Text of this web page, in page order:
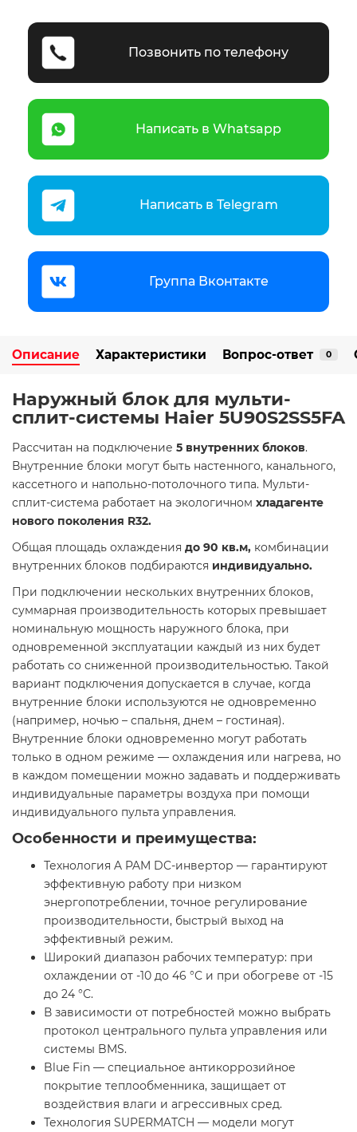
Позвонить по телефону
Написать в Whatsapp
Написать в Telegram
Группа Вконтакте
Описание Характеристики Вопрос-ответ 0
Наружный блок для мульти-
сплит-системы Haier 5U90S2SS5FA
Рассчитан на подключение 5 внутренних блоков.
Внутренние блоки могут быть настенного, канального,
кассетного и напольно-потолочного типа. Мульти-
сплит-система работает на экологичном хладагенте
нового поколения R32.
Общая площадь охлаждения до 90 кв.м, комбинации
внутренних блоков подбираются индивидуально.
При подключении нескольких внутренних блоков,
суммарная производительность которых превышает
номинальную мощность наружного блока, при
одновременной эксплуатации каждый из них будет
работать со сниженной производительностью. Такой
вариант подключения допускается в случае, когда
внутренние блоки используются не одновременно
(например, ночью – спальня, днем – гостиная).
Внутренние блоки одновременно могут работать
только в одном режиме — охлаждения или нагрева, но
в каждом помещении можно задавать и поддерживать
индивидуальные параметры воздуха при помощи
индивидуального пульта управления.
Особенности и преимущества:
Технология A PAM DC-инвертор — гарантируют
эффективную работу при низком
энергопотреблении, точное регулирование
производительности, быстрый выход на
эффективный режим.
Широкий диапазон рабочих температур: при
охлаждении от -10 до 46 °С и при обогреве от -15
до 24 °С.
В зависимости от потребностей можно выбрать
протокол центрального пульта управления или
системы BMS.
Blue Fin — специальное антикоррозийное
покрытие теплообменника, защищает от
воздействия влаги и агрессивных сред.
Технология SUPERMATCH — модели могут